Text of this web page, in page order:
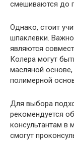
смешиваются до
Однако, стоит
шпаклевки.
являются
Колера могут
масляной
полимерной
Для выбора
рекомендуется
консультантам в
смогут